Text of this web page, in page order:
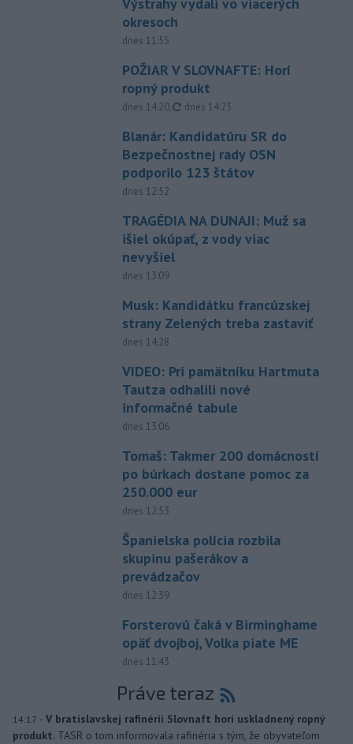
okresoch
dnes 11:55
POŽIAR V SLOVNAFTE: Horí
ropný produkt
dnes 14:20, aktualizované
dnes 14:23
Blanár: Kandidatúru SR do
Bezpečnostnej rady OSN
podporilo 123 štátov
dnes 12:52
TRAGÉDIA NA DUNAJI: Muž sa
išiel okúpať, z vody viac
nevyšiel
dnes 13:09
Musk: Kandidátku francúzskej
strany Zelených treba zastaviť
dnes 14:28
VIDEO: Pri pamätníku Hartmuta
Tautza odhalili nové
informačné tabule
dnes 13:06
Tomaš: Takmer 200 domácností
po búrkach dostane pomoc za
250.000 eur
dnes 12:53
Španielska polícia rozbila
skupinu pašerákov a
prevádzačov
dnes 12:39
Forsterovú čaká v Birminghame
opäť dvojboj, Volka piate ME
dnes 11:43
Práve teraz
14:17 - V bratislavskej rafinérii Slovnaft horí uskladnený ropný
produkt. TASR o tom informovala rafinéria s tým, že obyvateľom